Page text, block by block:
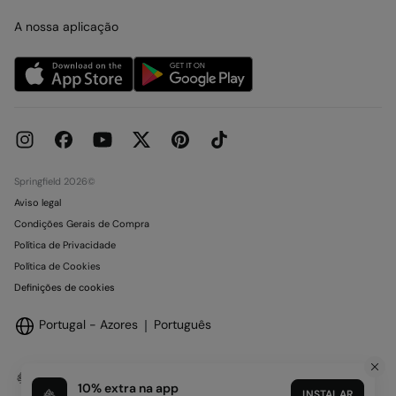
Condições do Cartão Oferta
Condições de reserva em Loja
Concursos e Sorteios
Trabalha connosco
A nossa aplicação
Springfield 2026©
Aviso legal
Condições Gerais de Compra
Política de Privacidade
Política de Cookies
Definições de cookies
Portugal - Azores Português
10% extra na app